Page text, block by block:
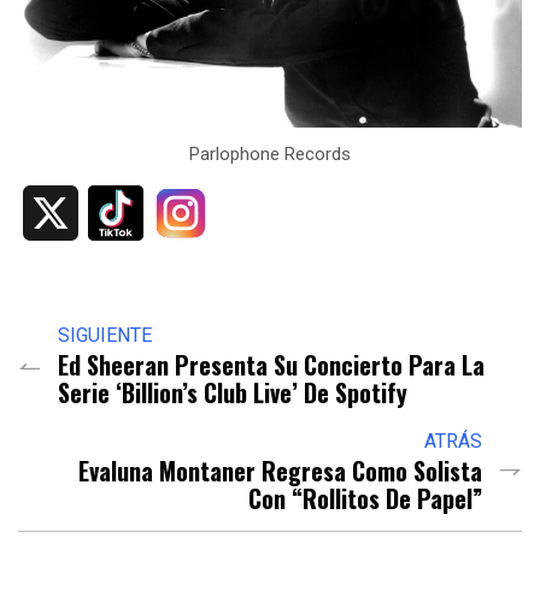
Parlophone Records
SIGUIENTE
Ed Sheeran Presenta Su Concierto Para La
Serie ‘Billion’s Club Live’ De Spotify
ATRÁS
Evaluna Montaner Regresa Como Solista
Con “Rollitos De Papel”